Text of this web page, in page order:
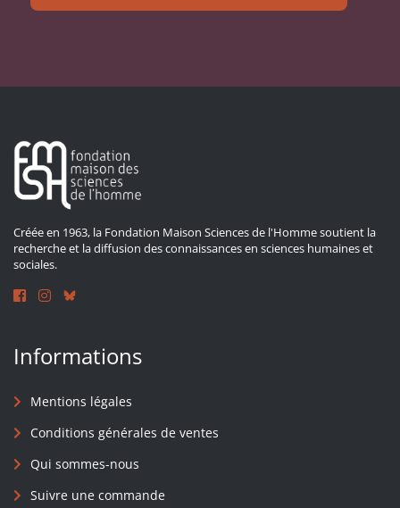
Créée en 1963, la Fondation Maison Sciences de l'Homme soutient la
recherche et la diffusion des connaissances en sciences humaines et
sociales.
Informations
Mentions légales
Conditions générales de ventes
Qui sommes-nous
Suivre une commande